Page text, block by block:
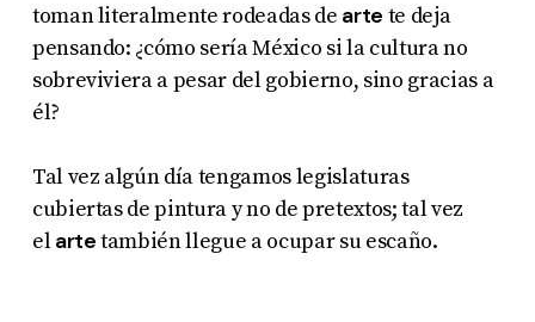
toman literalmente rodeadas de arte te deja
pensando: ¿cómo sería México si la cultura no
sobreviviera a pesar del gobierno, sino gracias a
él?
Tal vez algún día tengamos legislaturas
cubiertas de pintura y no de pretextos; tal vez
elartetambién llegue a ocupar su escaño.